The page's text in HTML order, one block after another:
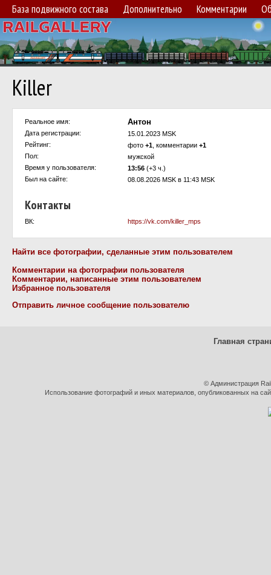
База подвижного состава Дополнительно Комментарии
Killer
Реальное имя: Антон
Дата регистрации:
15.01.2023 MSK
Рейтинг:
фото +1 , комментарии +1
Пол:
мужской
Время у пользователя:
13:56 (+3 ч.)
Был на сайте:
08.08.2026 MSK в 11:43 MSK
Контакты
ВК: https://vk.com/killer_mps
Найти все фотографии, сделанные этим пользователем
Комментарии на фотографии пользователя
Комментарии, написанные этим пользователем
Избранное пользователя
Отправить личное сообщение пользователю
Главная
© Администрация
Использование фотографий и иных материалов, опубликованных на